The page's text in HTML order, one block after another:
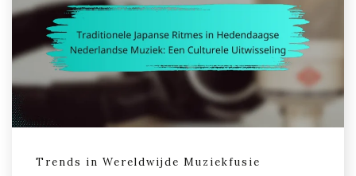
Trends in Wereldwijde Muziekfusie